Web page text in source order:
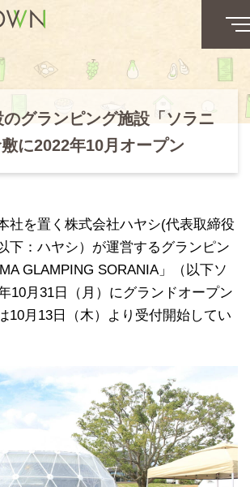
のグランピング施設「ソラニ
に2022年10月オープン
社を置く株式会社ハヤシ(代表取締役
下：ハヤシ）が運営するグランピン
GLAMPING SORANIA」（以下ソ
10月31日（月）にグランドオープン
10月13日（木）より受付開始してい